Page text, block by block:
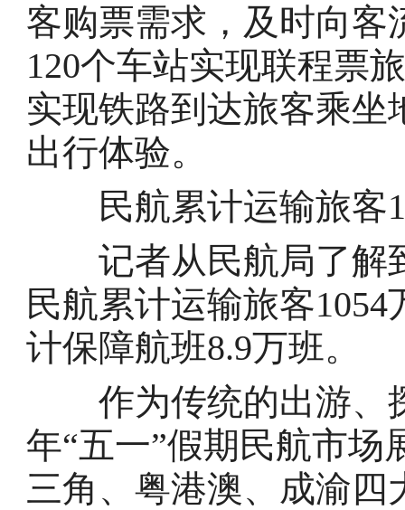
客购票需求，及时向客
120个车站实现联程票
实现铁路到达旅客乘
出行体验。
民航累计运输旅客
记者从民航局了解到
民航累计运输旅客
计保障航班8.9万班。
作为传统的出游、
年“五一”假期民航市
三角、粤港澳、成渝